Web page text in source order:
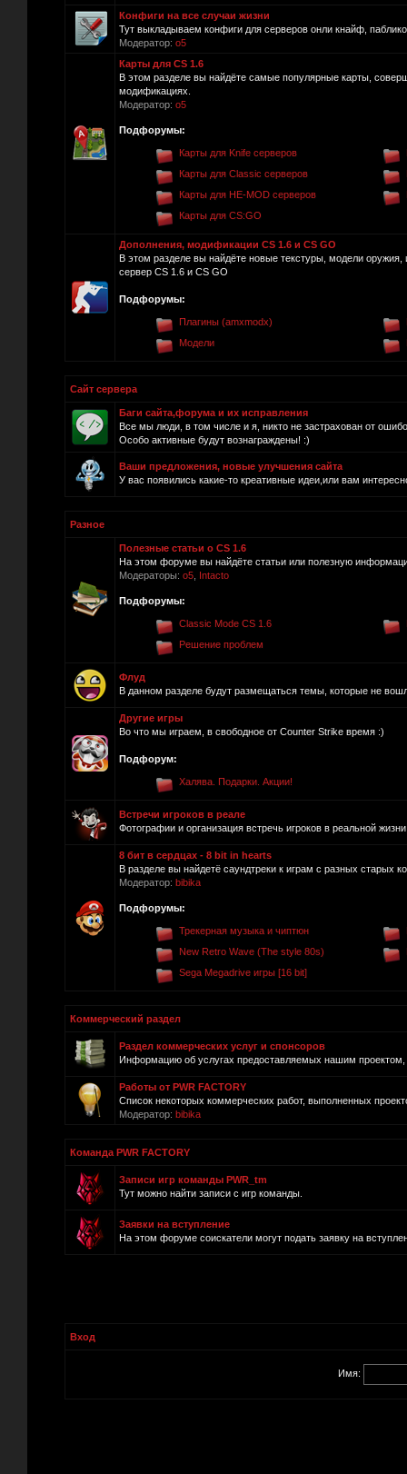
Конфиги на все случаи жизни
Тут выкладываем конфиги для серверов онли кнайф,
Модератор: o5
Карты для CS 1.6
В этом разделе вы найдёте самые популярные карты,
модификациях.
Модератор: o5
Подфорумы:
Карты для Knife серверов
Карты для Classic серверов
Карты для HE-MOD серверов
Карты для CS:GO
Дополнения, модификации CS 1.6 и CS GO
В этом разделе вы найдёте новые текстуры, модели
сервер CS 1.6 и CS GO
Подфорумы:
Плагины (amxmodx)
Модели
Сайт сервера
Баги сайта,форума и их исправления
Все мы люди, в том числе и я, никто не застрахован от
Особо активные будут вознаграждены! :)
Ваши предложения, новые улучшения сайта
У вас появились какие-то креативные идеи,или вам
Разное
Полезные статьи о CS 1.6
На этом форуме вы найдёте статьи или полезную
Модераторы: o5 Intacto
Подфорумы:
Classic Mode CS 1.6
Решение проблем
Флуд
В данном разделе будут размещаться темы, которые не
Другие игры
Во что мы играем, в свободное от Counter Strike время :)
Подфорум:
Халява. Подарки. Акции!
Встречи игроков в реале
Фотографии и организация встречь игроков в реальной
8 бит в сердцах - 8 bit in hearts
В разделе вы найдетё саундтреки к играм с разных старых
Модератор: bibika
Подфорумы:
Трекерная музыка и чиптюн
New Retro Wave (The style 80s)
Sega Megadrive игры [16 bit]
Коммерческий раздел
Раздел коммерческих услуг и спонсоров
Информацию об услугах предоставляемых нашим
Работы от PWR FACTORY
Список некоторых коммерческих работ, выполненных
Модератор: bibika
Команда PWR FACTORY
Записи игр команды PWR_tm
Тут можно найти записи с игр команды.
Заявки на вступление
На этом форуме соискатели могут подать заявку на
Вход
Имя: